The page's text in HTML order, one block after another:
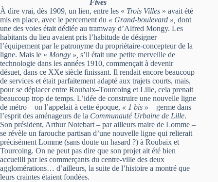
Fives
À dire vrai, dès 1909, un lien, entre les « Trois Villes » avait été
mis en place, avec le percement du « Grand-boulevard », dont
une des voies était dédiée au tramway d’Alfred Mongy. Les
habitants du lieu avaient pris l’habitude de désigner
l’équipement par le patronyme du propriétaire-concepteur de la
ligne. Mais le « Mongy », s’il était une petite merveille de
technologie dans les années 1910, commençait à devenir
désuet, dans ce XXe siècle finissant. Il rendait encore beaucoup
de services et était parfaitement adapté aux trajets courts, mais,
pour se déplacer entre Roubaix–Tourcoing et Lille, cela prenait
beaucoup trop de temps. L’idée de construire une nouvelle ligne
de métro – on l’appelait à cette époque, « 1 bis » – germe dans
l’esprit des aménageurs de la Communauté Urbaine de Lille.
Son président, Arthur Notebart – par ailleurs maire de Lomme –
se révèle un farouche partisan d’une nouvelle ligne qui relierait
précisément Lomme (sans doute un hasard ?) à Roubaix et
Tourcoing. On ne peut pas dire que son projet ait été bien
accueilli par les commerçants du centre-ville des deux
agglomérations… d’ailleurs, la suite de l’histoire a montré que
leurs craintes étaient fondées.